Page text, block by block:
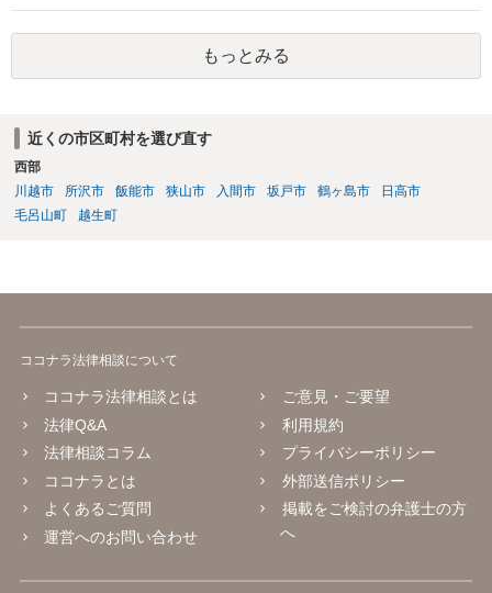
取った」ということについて説明を求める旨を記載した通知書を送り
士に任せることができ、相手方と話さなければならないという精神的
なご負担をなくすこともできます。 相手方に恐怖を感じ、ご自身で話
し合いを行うことができそうにないようでしたら、一度弁護士に依頼
することをご検討いただくのがよろしいかもしれません。 ご参考にな
れば幸いです。
もっとみる
近くの市区町村を選び直す
西部
川越市
所沢市 飯能市 狭山市 入間市 坂戸市 鶴ヶ島市
日高市
毛呂山町
越生町
ココナラ法律相談について
ココナラ法律相談とは
法律Q&A
法律相談コラム
ココナラとは
よくあるご質問
運営へのお問い合わせ
ご意見・ご要望
利用規約
プライバシーポリシー
外部送信ポリシー
掲載をご検討の弁護士の方
へ